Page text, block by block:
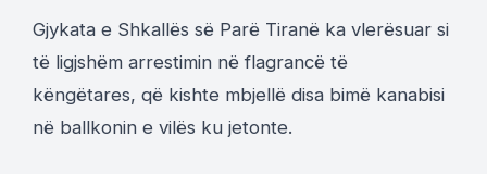
Gjykata e Shkallës së Parë Tiranë ka vlerësuar si
të ligjshëm arrestimin në flagrancë të
këngëtares, që kishte mbjellë disa bimë kanabisi
në ballkonin e vilës ku jetonte.